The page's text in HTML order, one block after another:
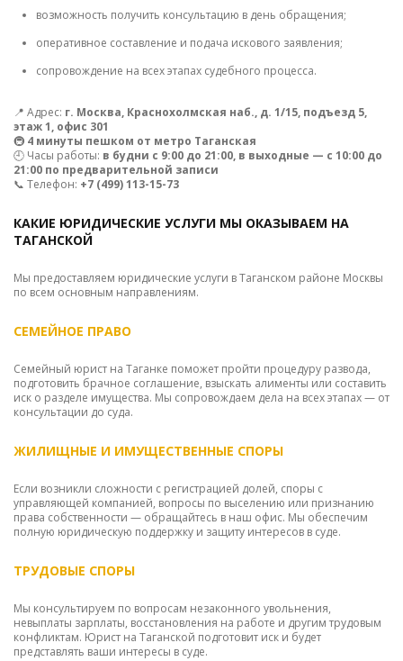
возможность получить консультацию в день обращения;
оперативное составление и подача искового заявления;
сопровождение на всех этапах судебного процесса.
📍 Адрес: г. Москва, Краснохолмская наб., д. 1/15, подъезд 5,
этаж 1, офис 301
🚇 4 минуты пешком от метро Таганская
🕘 Часы работы: в будни с 9:00 до 21:00, в выходные — с 10:00 до
21:00 по предварительной записи
📞 Телефон: +7 (499) 113-15-73
КАКИЕ ЮРИДИЧЕСКИЕ УСЛУГИ МЫ ОКАЗЫВАЕМ НА
ТАГАНСКОЙ
Мы предоставляем юридические услуги в Таганском районе Москвы
по всем основным направлениям.
СЕМЕЙНОЕ ПРАВО
Семейный юрист на Таганке поможет пройти процедуру развода,
подготовить брачное соглашение, взыскать алименты или составить
иск о разделе имущества. Мы сопровождаем дела на всех этапах — от
консультации до суда.
ЖИЛИЩНЫЕ И ИМУЩЕСТВЕННЫЕ СПОРЫ
Если возникли сложности с регистрацией долей, споры с
управляющей компанией, вопросы по выселению или признанию
права собственности — обращайтесь в наш офис. Мы обеспечим
полную юридическую поддержку и защиту интересов в суде.
ТРУДОВЫЕ СПОРЫ
Мы консультируем по вопросам незаконного увольнения,
невыплаты зарплаты, восстановления на работе и другим трудовым
конфликтам. Юрист на Таганской подготовит иск и будет
представлять ваши интересы в суде.